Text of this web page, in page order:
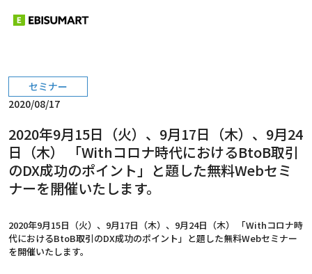
セミナー
2020/08/17
2020年9月15日（火）、9月17日（木）、9月24
日（木） 「Withコロナ時代におけるBtoB取引
のDX成功のポイント」と題した無料Webセミ
ナーを開催いたします。
2020年9月15日（火）、9月17日（木）、9月24日（木） 「Withコロナ時
代におけるBtoB取引のDX成功のポイント」と題した無料Webセミナー
を開催いたします。